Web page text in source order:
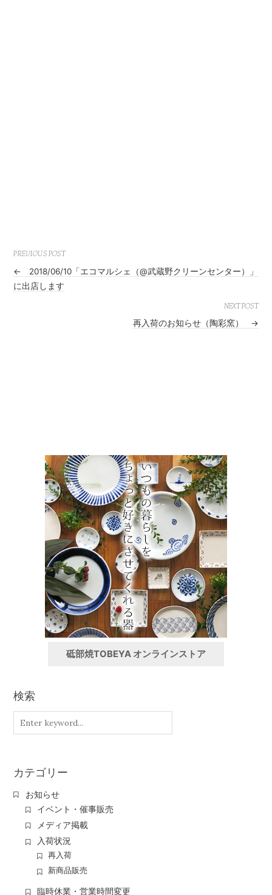
PREVIOUS POST
←
2018/06/10「エコマルシェ（@武蔵野クリーンセンター）」
に出店します
NEXT POST
再入荷のお知らせ（陶彩窯） →
砥部焼TOBEYA オンラインストア
検索
カテゴリー
お知らせ
イベント・催事販売
メディア掲載
入荷状況
再入荷
新商品販売
臨時休業・営業時間変更